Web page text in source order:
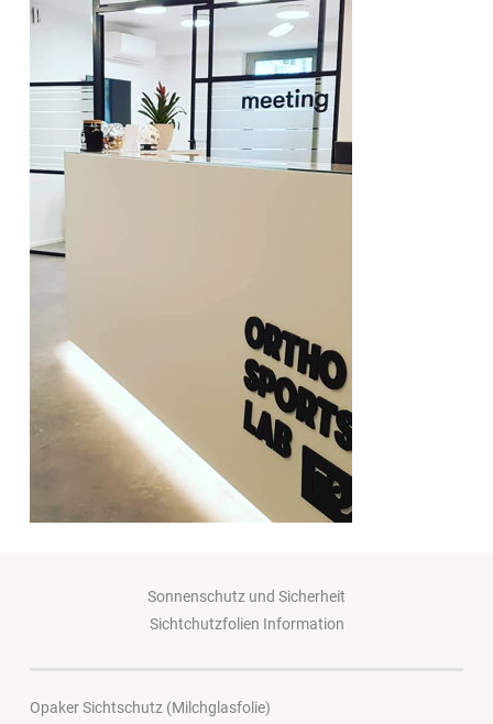
Sonnenschutz und Sicherheit
Sichtchutzfolien Information
Opaker Sichtschutz (Milchglasfolie)